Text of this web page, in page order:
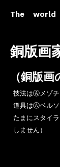
The
銅版画
（銅版
技法はⒶメゾ
道具はⒶベル
たまにスタイ
しません）